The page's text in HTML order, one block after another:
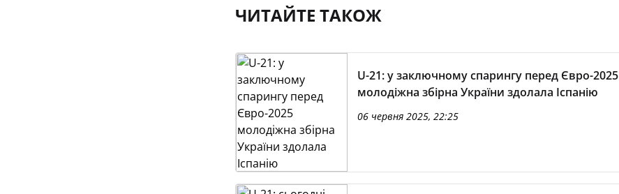
ЧИТАЙТЕ ТАКОЖ
U-21: у заключному спарингу перед Євро-2025
молодіжна збірна України здолала Іспанію
06 червня 2025, 22:25